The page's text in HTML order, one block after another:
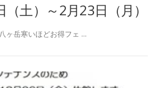
土）～2月23日（月）
ヶ岳寒いほどお得フェ …